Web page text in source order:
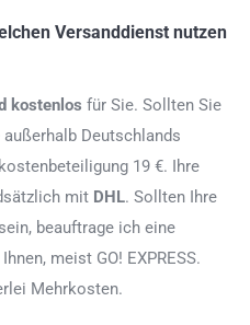
Versanddienst nutzen
kostenlos für Sie. Sollten Sie
Deutschlands
19 €. Ihre
mit DHL. Sollten Ihre
beauftrage ich eine
meist GO! EXPRESS.
Mehrkosten.